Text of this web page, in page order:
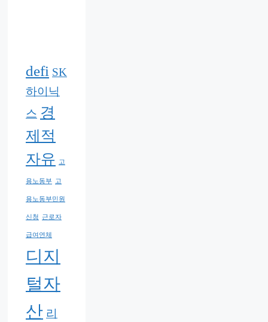
defi SK
하이닉
스 경
제적
자유
고
용노동부 고
용노동부민원
신청 근로자
급여연체
디지
털자
산 리